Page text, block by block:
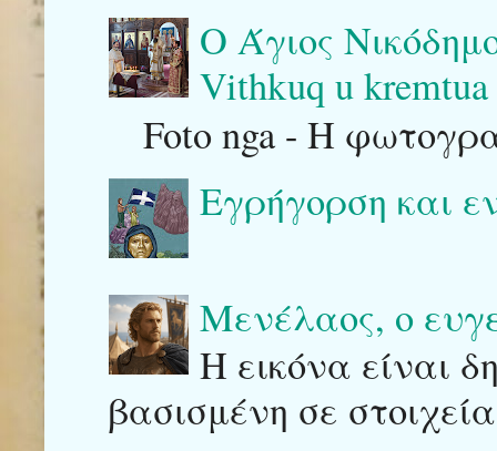
Ο Άγιος
Vithkuq u
Foto nga - Η
Εγρήγορση και
Μενέλαος, ο
Η εικόνα είναι
βασισμένη σε